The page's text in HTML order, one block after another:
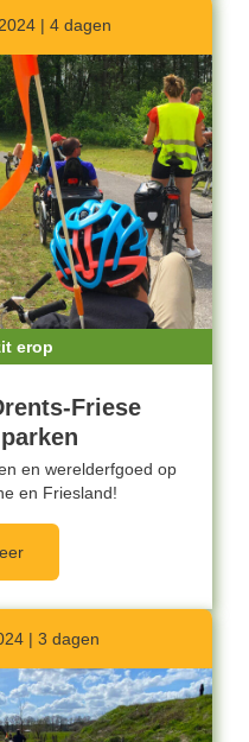
| 4 dagen
erop
Friese
en werelderfgoed op
en Friesland!
| 3 dagen